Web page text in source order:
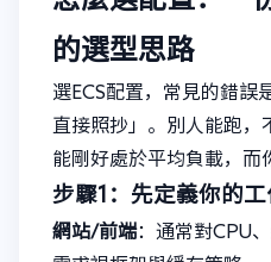
的選型思路
選ECS配置，常見的錯誤
直接照抄」。別人能跑，
能剛好處於平均負載，而
步驟1：先定義你的
網站/前端：通常對CPU